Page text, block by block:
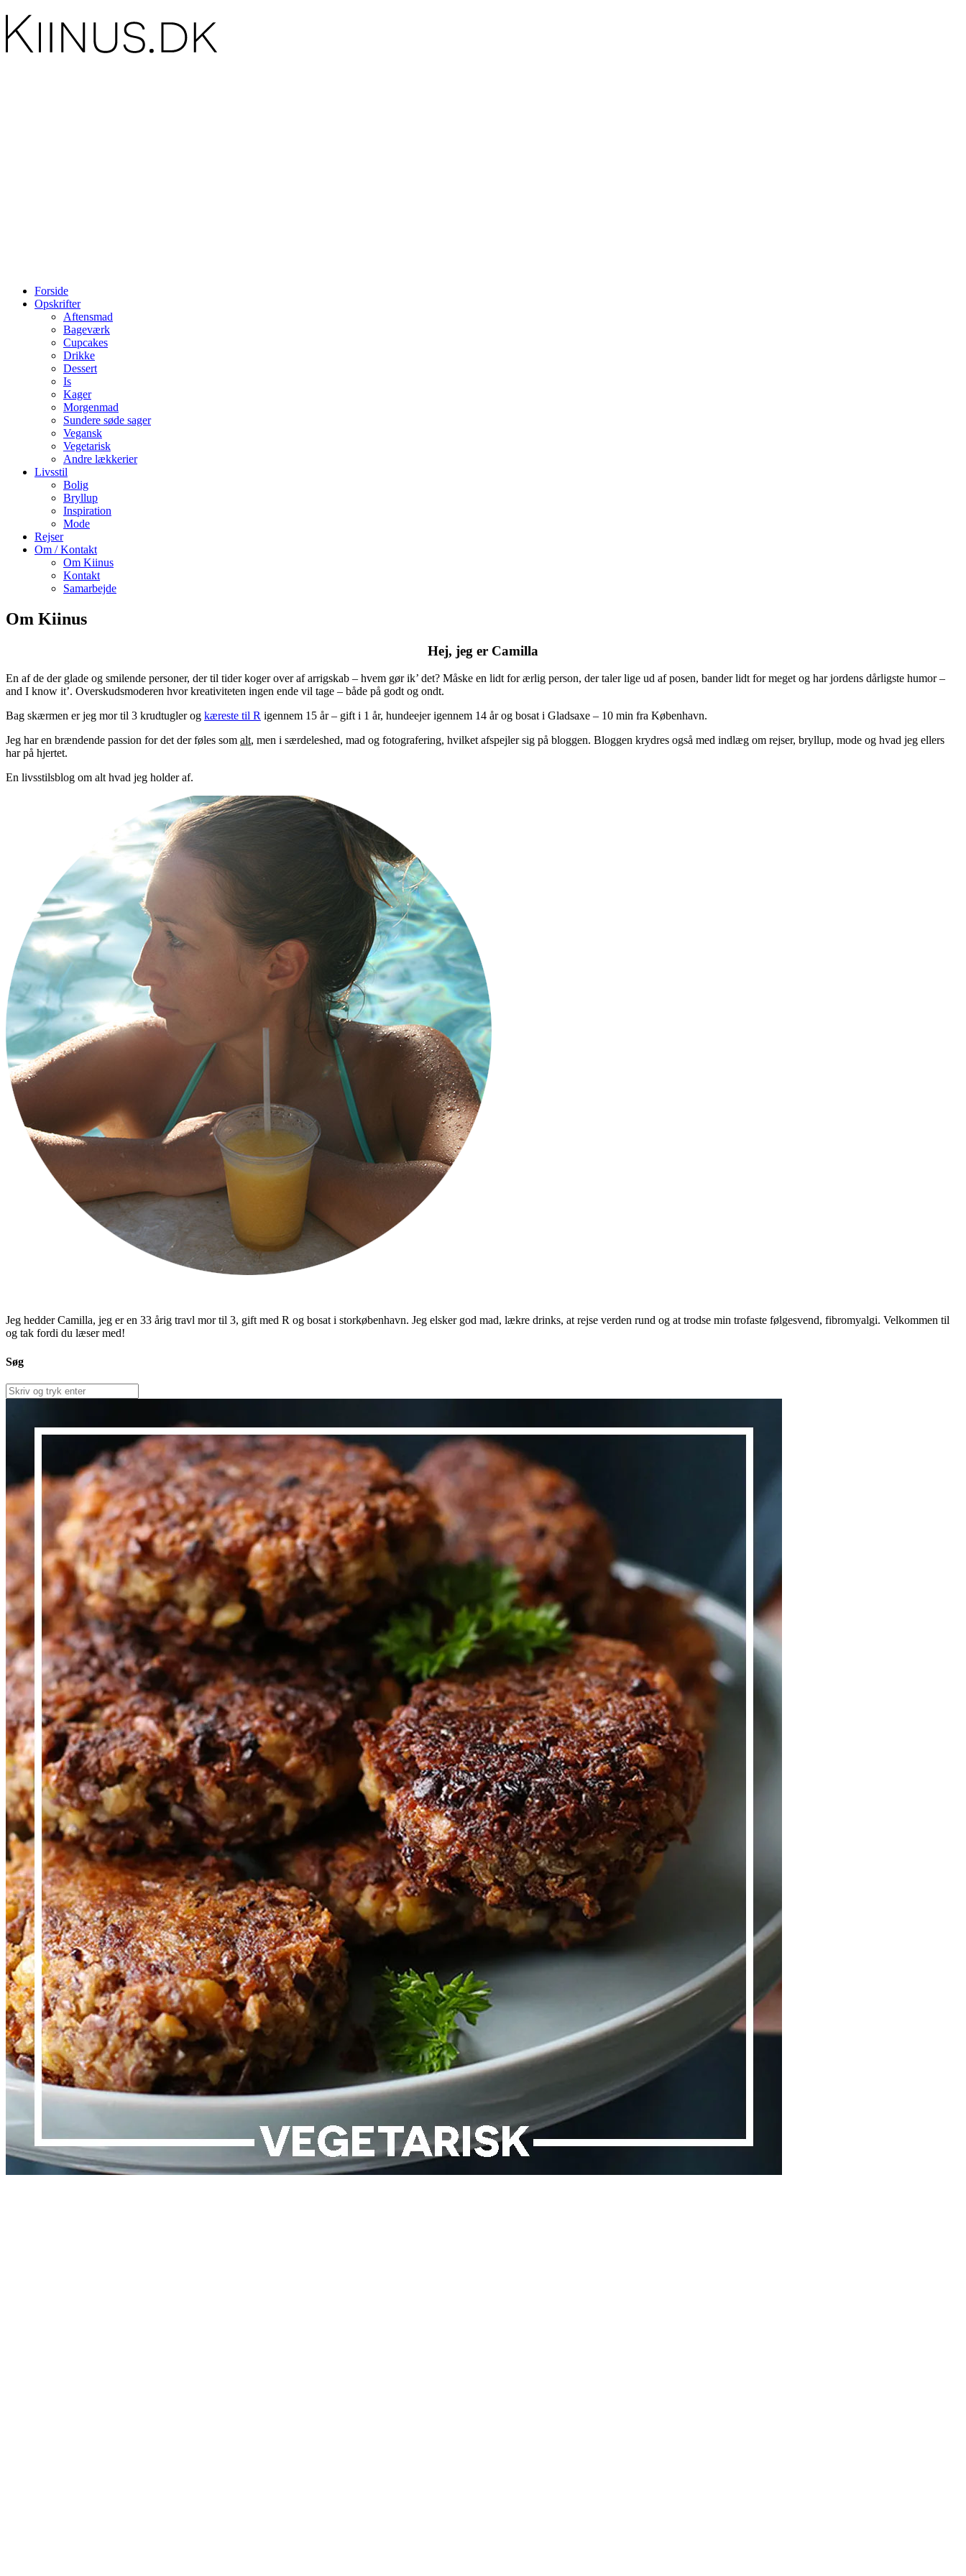
Forside
Opskrifter
Aftensmad
Bageværk
Cupcakes
Drikke
Dessert
Is
Kager
Morgenmad
Sundere søde sager
Vegansk
Vegetarisk
Andre lækkerier
Livsstil
Bolig
Bryllup
Inspiration
Mode
Rejser
Om / Kontakt
Om Kiinus
Kontakt
Samarbejde
Om Kiinus
Hej, jeg er Camilla
En af de der glade og smilende personer, der til tider koger over af arrigskab – hvem gør ik’ det? Måske en lidt for ærlig person, der taler lige ud af posen, bander lidt for meget og har jordens dårligste humor –
and I know it’. Overskudsmoderen hvor kreativiteten ingen ende vil tage – både på godt og ondt.
Bag skærmen er jeg mor til 3 krudtugler og kæreste til R igennem 15 år – gift i 1 år, hundeejer igennem 14 år og bosat i Gladsaxe – 10 min fra København.
Jeg har en brændende passion for det der føles som alt, men i særdeleshed, mad og fotografering, hvilket afspejler sig på bloggen. Bloggen krydres også med indlæg om rejser, bryllup, mode og hvad jeg ellers
har på hjertet.
En livsstilsblog om alt hvad jeg holder af.
Jeg hedder Camilla, jeg er en 33 årig travl mor til 3, gift med R og bosat i storkøbenhavn. Jeg elsker god mad, lækre drinks, at rejse verden rund og at trodse min trofaste følgesvend, fibromyalgi. Velkommen til
og tak fordi du læser med!
Søg